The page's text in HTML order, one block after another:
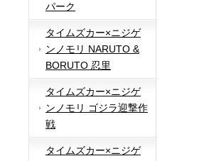
パーク
タイムズカー×ニジゲ
ンノモリ NARUTO &
BORUTO 忍里
タイムズカー×ニジゲ
ンノモリ ゴジラ迎撃作
戦
タイムズカー×ニジゲ